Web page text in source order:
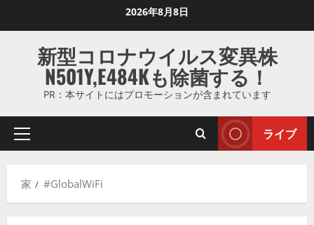
ス
ッ
ま
2026年8月8日
新型コロナウイルス変異株
N501Y,E484Kも除菌する！
PR：本サイトにはプロモーションが含まれています
プ
マ
ライブ
家 #GlobalWiFi